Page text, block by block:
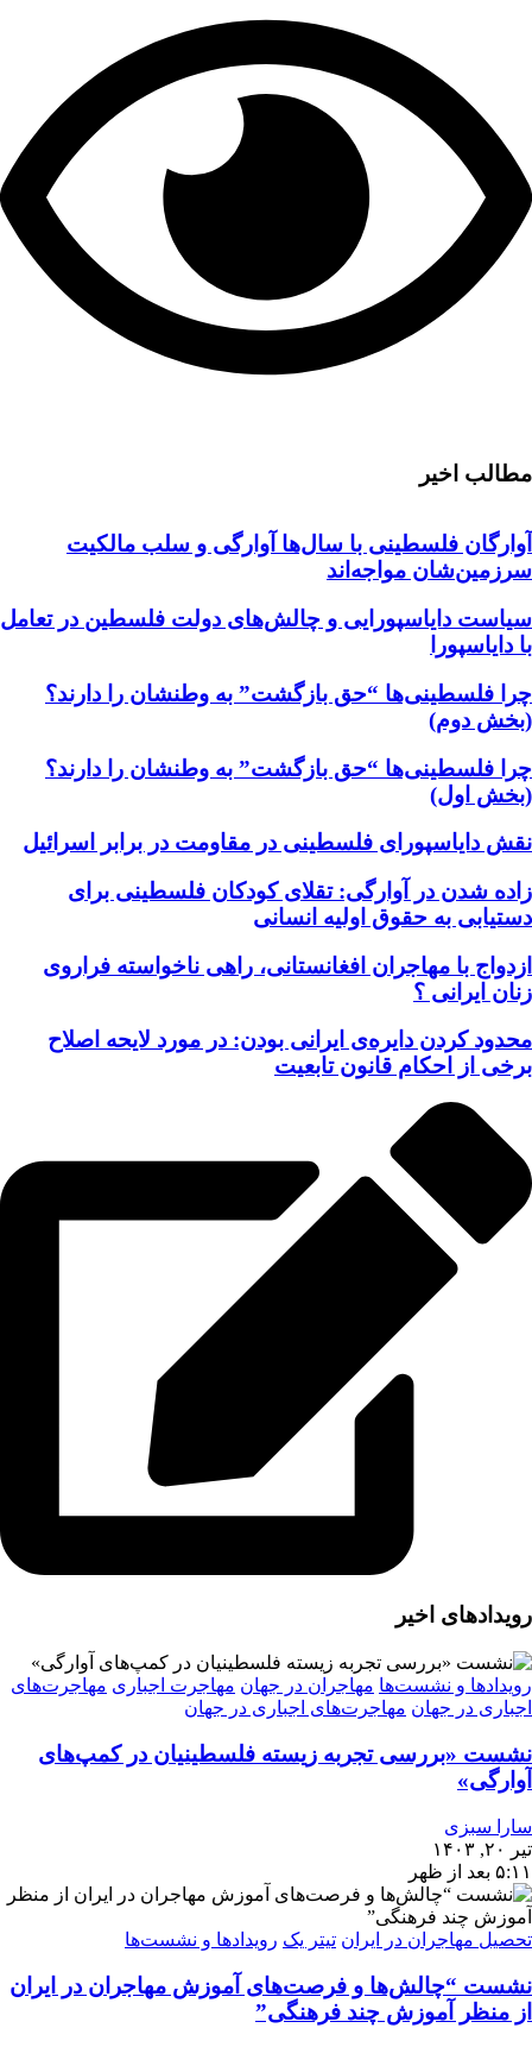
مطالب اخیر
آوارگان فلسطینی با سال‌ها آوارگی و سلب مالكيت
سرزمين‌شان مواجه‌اند
سیاست دایاسپورایی و چالش‌های دولت فلسطین در تعامل
با دایاسپورا
چرا فلسطینی‌ها “حق بازگشت” به وطنشان‌ را دارند؟
(بخش دوم)
چرا فلسطینی‌ها “حق بازگشت” به وطنشان‌ را دارند؟
(بخش اول)
نقش دایاسپورای فلسطینی در مقاومت در برابر اسرائیل
زاده شدن در آوارگی: تقلای کودکان فلسطینی برای
دستیابی به حقوق اولیه انسانی
ازدواج با مهاجران افغانستانی، راهی ناخواسته فراروی
زنان ایرانی ؟
محدود کردن دایره‌ی ایرانی بودن: در مورد لایحه اصلاح
برخی از احکام قانون تابعیت
رویدادهای اخیر
رویدادها و نشست‌ها مهاجران در جهان مهاجرت اجباری مهاجرت‌های
اجباری در جهان مهاجرت‌های اجباری در جهان
نشست «بررسی تجربه‌ زیسته فلسطینیان در کمپ‌های
آوارگی»
سارا سبزی
تیر ۲۰, ۱۴۰۳
۵:۱۱ بعد از ظهر
تحصیل مهاجران در ایران تیتر یک رویدادها و نشست‌ها
نشست “چالش‌ها و فرصت‌های آموزش مهاجران در ایران
از منظر آموزش چند فرهنگی”